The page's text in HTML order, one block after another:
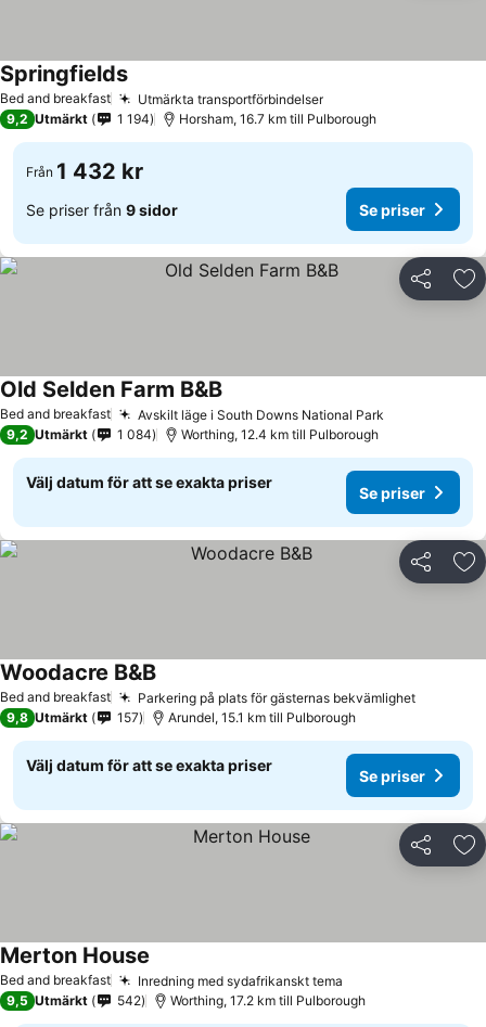
Bed and breakfast Utmärkta transportförbindelserSe priser
SpringfieldsSe priser
9,2 Utmärkt 1 194 Horsham, 16.7 km till Pulborough
Från 1 432 kr
Se priser från 9 sidor Se priser
Dela
Bed and breakfast Avskilt läge i South Downs National Park
Old Selden Farm B&BSe priser
9,2 Utmärkt 1 084 Worthing, 12.4 km till Pulborough
Välj datum för att se exakta priser
Se priser
Dela
Bed and breakfast Parkering på plats för gästernas bekvämlighetSe priser
Woodacre B&BSe priser
9,8 Utmärkt 157 Arundel, 15.1 km till Pulborough
Välj datum för att se exakta priser
Se priser
Dela
Bed and breakfast Inredning med sydafrikanskt tema
Merton House
9,5 Utmärkt 542 Worthing, 17.2 km till Pulborough